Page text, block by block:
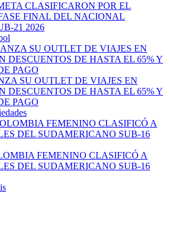
CLASIFICARON POR EL
FINAL DEL NACIONAL
21 2026
SU OUTLET DE VIAJES EN
DESCUENTOS DE HASTA EL 65% Y
PAGO
FEMENINO CLASIFICÓ A
DEL SUDAMERICANO SUB-16